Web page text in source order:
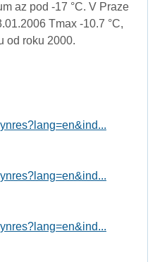
az pod -17 °C. V Praze
Tmax -10.7 °C,
od roku 2000.